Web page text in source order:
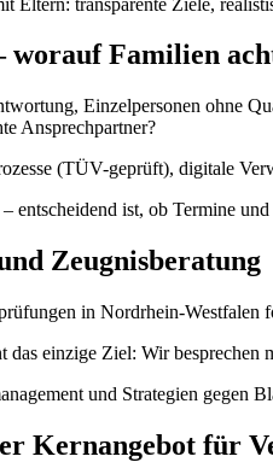
worauf Familien
Einzelpersonen ohne
Ansprechpartner?
(TÜV-geprüft), digitale
entscheidend ist, ob Termine
Zeugnisberatung
in Nordrhein-
das einzige Ziel: Wir
und Strategien gegen
Kernangebot für